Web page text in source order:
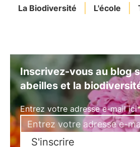
La Biodiversité L'école
Inscrivez-vous au blog
abeilles et la
Entrez votre adresse e-mail
S'inscrire